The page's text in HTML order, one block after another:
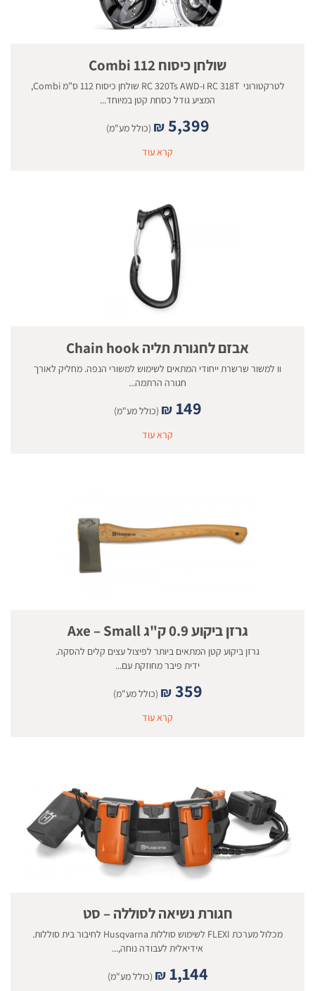
שולחן כיסוח 112 Combi
לטרקטורוני RC 318T ו-RC 320Ts AWD שולחן כיסוח 112 ס”מ Combi,
המציע גודל כסחת קטן במיוחד...
₪ 5,399
(כולל מע"מ)
קרא עוד
אבזם לחגורת תליה Chain hook
וו למשור שרשרת ייחודי המתאים לשימוש למשורי הנפה. מחליק לאורך
חגורה הרתמה...
₪ 149
(כולל מע"מ)
קרא עוד
גרזן ביקוע 0.9 ק"ג Axe – Small
גרזן ביקוע קטן המתאים ביותר לפיצול עצים קלים להסקה.
ידית פיבר מחוזקת עם...
₪ 359
(כולל מע"מ)
קרא עוד
חגורת נשיאה לסוללה – סט
מכלול מערכת FLEXI לשימוש סוללות Husqvarna לחיבור בית סוללות.
אידיאלית לעבודה נוחה,...
₪ 1,144
(כולל מע"מ)